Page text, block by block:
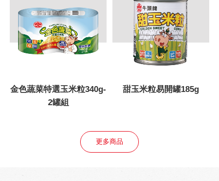
340g- 甜玉米粒易開罐185g 甜玉米粒易開罐
更多商品